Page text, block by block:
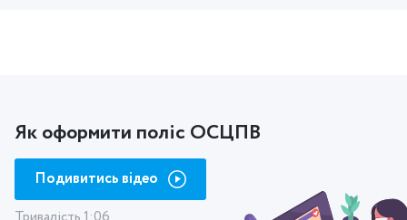
Як оформити поліс ОСЦПВ
Подивитись відео